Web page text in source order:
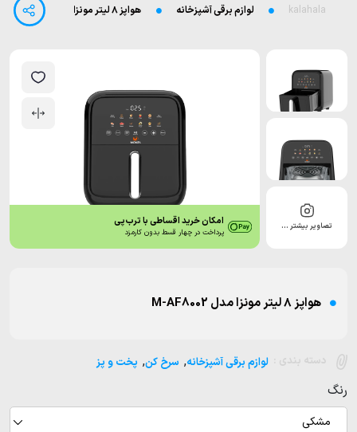
kalahala لوازم برقی آشپزخانه هواپز ۸ لیتر مونزا مدل M-AF8002
تصاویر بیشتر … امکان خرید اقساطی با ترب‌پی
پرداخت در چهار قسط بدون کارمزد
هواپز ۸ لیتر مونزا مدل M-AF8002
لوازم برقی آشپزخانه, سرخ کن, پخت و پز
رنگ
مشکی